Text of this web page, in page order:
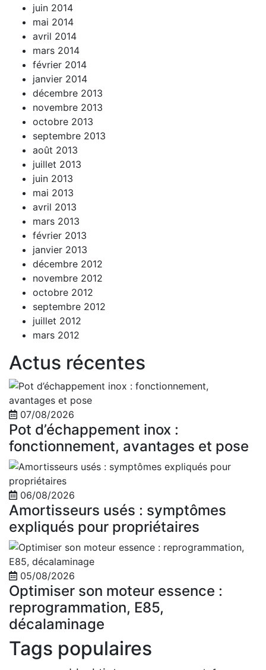
juin 2014
mai 2014
avril 2014
mars 2014
février 2014
janvier 2014
décembre 2013
novembre 2013
octobre 2013
septembre 2013
août 2013
juillet 2013
juin 2013
mai 2013
avril 2013
mars 2013
février 2013
janvier 2013
décembre 2012
novembre 2012
octobre 2012
septembre 2012
juillet 2012
mars 2012
Actus récentes
07/08/2026
Pot d’échappement inox :
fonctionnement, avantages et pose
06/08/2026
Amortisseurs usés : symptômes
expliqués pour propriétaires
05/08/2026
Optimiser son moteur essence :
reprogrammation, E85,
décalaminage
Tags populaires